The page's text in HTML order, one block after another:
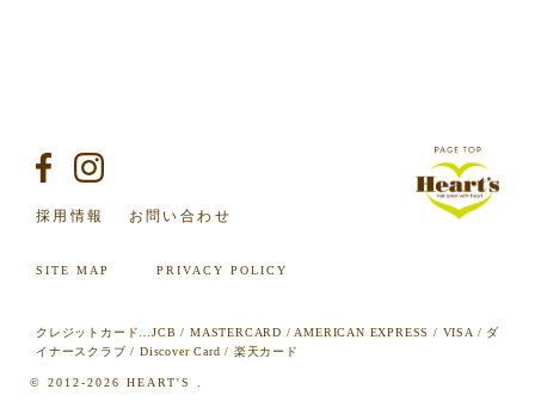
採用情報 お問い合わせ
SITE MAP PRIVACY POLICY
クレジットカード…JCB / MASTERCARD / AMERICAN EXPRESS / VISA / ダ
イナースクラブ / Discover Card / 楽天カード
© 2012-2026 HEART'S .